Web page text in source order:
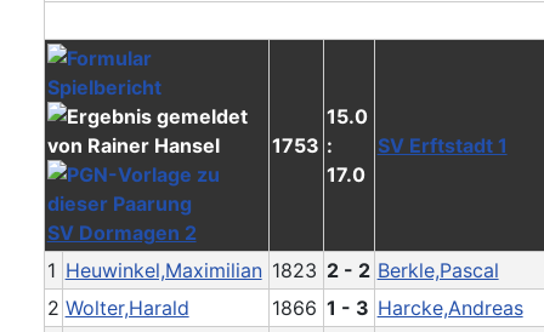
SV Dormagen 2
1753
15.0
:
17.0
SV Erftstadt 1
1 Heuwinkel,Maximilian 1823 2 - 2 Berkle,Pascal
2 Wolter,Harald 1866 1 - 3 Harcke,Andreas